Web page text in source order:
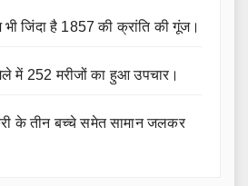
जिंदा है 1857 की क्रांति की गूंज।
में 252 मरीजों का हुआ उपचार।
के तीन बच्चे समेत सामान जलकर